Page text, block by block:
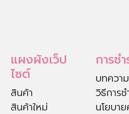
แผงผังเว็ป
ไซต์
สินค้า
สินค้าใหม่
การชำ
บทความ
วิธีการช
นโยบา